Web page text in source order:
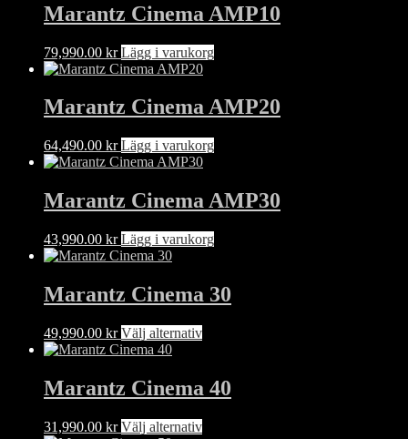
Marantz Cinema AMP10
79,990.00 kr Lägg i varukorg
Marantz Cinema AMP20
64,490.00 kr Lägg i varukorg
Marantz Cinema AMP30
43,990.00 kr Lägg i varukorg
Marantz Cinema 30
49,990.00 kr Välj alternativDen
har
flera
De
Marantz Cinema 40
31,990.00 kr Välj alternativDen